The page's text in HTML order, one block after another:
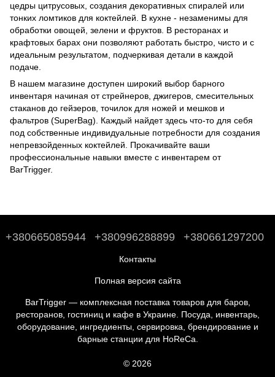
цедры цитрусовых, создания декоративных спиралей или
тонких ломтиков для коктейлей. В кухне - незаменимы для
обработки овощей, зелени и фруктов. В ресторанах и
крафтовых барах они позволяют работать быстро, чисто и с
идеальным результатом, подчеркивая детали в каждой
подаче.
В нашем магазине доступен широкий выбор барного
инвентаря начиная от стрейнеров, джигеров, смесительных
стаканов до гейзеров, точилок для ножей и мешков и
фальтров (SuperBag). Каждый найдет здесь что-то для себя
под собственные индивидуальные потребности для создания
непревзойденных коктейлей. Прокачивайте ваши
профессиональные навыки вместе с инвентарем от
BarTrigger.
+380665085944 +380996288899 +380661297200
Контакты
Полная версия сайта
BarTrigger — комплексная поставка товаров для баров,
ресторанов, гостиниц и кафе в Украине. Посуда, инвентарь,
оборудование, ингредиенты, сервировка, брендирование и
барные станции для HoReCa.
© 2026